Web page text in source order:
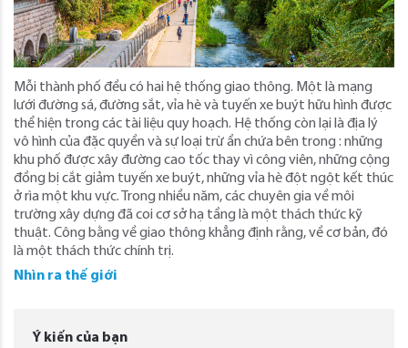
Mỗi thành phố đều có hai hệ thống giao thông. Một là mạng
lưới đường sá, đường sắt, vỉa hè và tuyến xe buýt hữu hình được
thể hiện trong các tài liệu quy hoạch. Hệ thống còn lại là địa lý
vô hình của đặc quyền và sự loại trừ ẩn chứa bên trong : những
khu phố được xây đường cao tốc thay vì công viên, những cộng
đồng bị cắt giảm tuyến xe buýt, những vỉa hè đột ngột kết thúc
ở rìa một khu vực. Trong nhiều năm, các chuyên gia về môi
trường xây dựng đã coi cơ sở hạ tầng là một thách thức kỹ
thuật. Công bằng về giao thông khẳng định rằng, về cơ bản, đó
là một thách thức chính trị.
Nhìn ra thế giới
Ý kiến của bạn